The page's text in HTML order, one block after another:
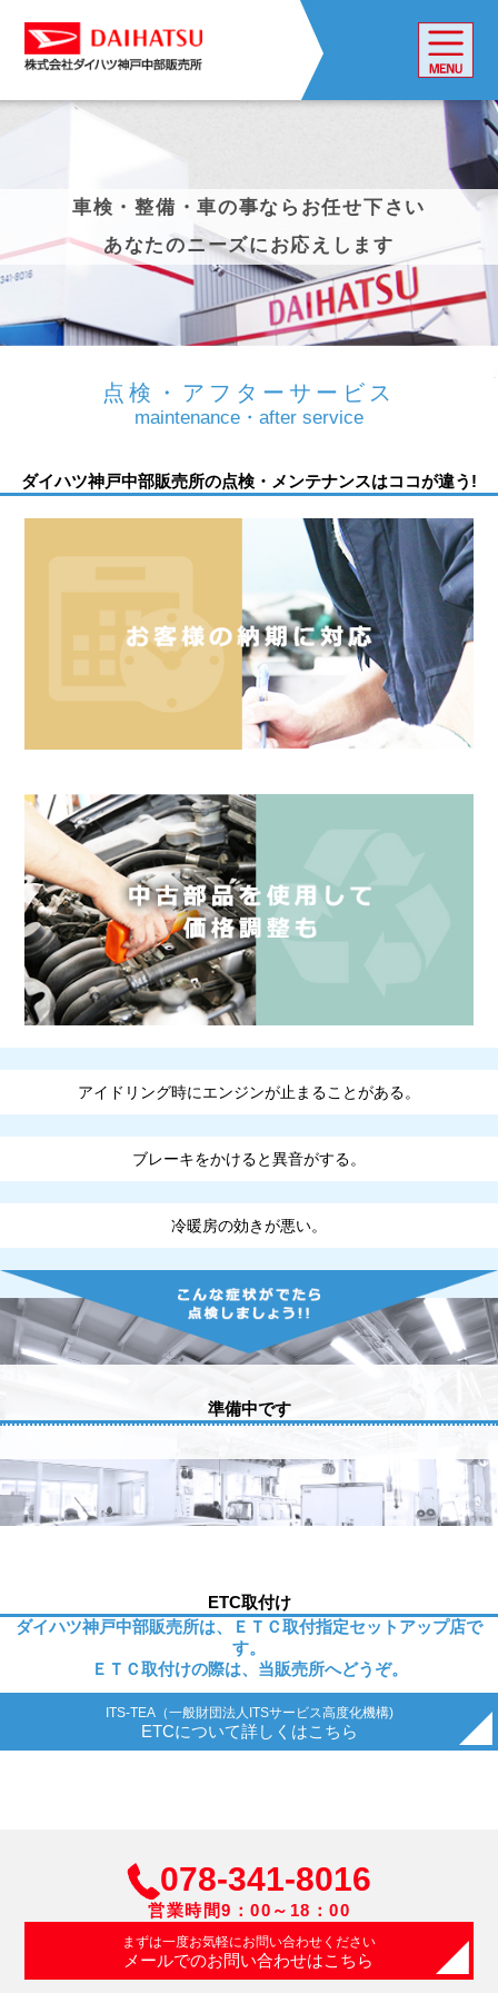
車検・整備・車の事ならお任せ下さい
あなたのニーズにお応えします
点検・アフターサービス
maintenance・after service
ダイハツ神戸中部販売所の点検・メンテナンスはココが違う!
アイドリング時にエンジンが止まることがある。
ブレーキをかけると異音がする。
冷暖房の効きが悪い。
準備中です
ETC取付け
ダイハツ神戸中部販売所は、ＥＴＣ取付指定セットアップ店で
す。
ＥＴＣ取付けの際は、当販売所へどうぞ。
ITS-TEA（一般財団法人ITSサービス高度化機構)
ETCについて詳しくはこちら
078-341-8016
営業時間9：00～18：00
まずは一度お気軽にお問い合わせください
メールでのお問い合わせはこちら